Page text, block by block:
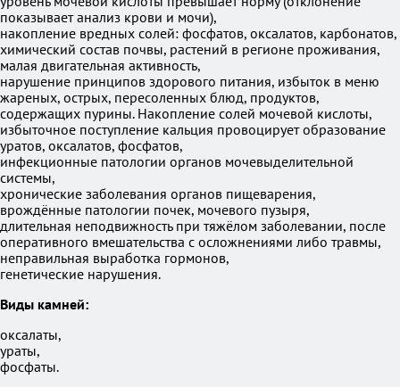
показывает анализ крови и мочи),
накопление вредных солей: фосфатов, оксалатов, карбонатов,
химический состав почвы, растений в регионе проживания,
малая двигательная активность,
нарушение принципов здорового питания, избыток в меню
жареных, острых, пересоленных блюд, продуктов,
содержащих пурины. Накопление солей мочевой кислоты,
избыточное поступление кальция провоцирует образование
уратов, оксалатов, фосфатов,
инфекционные патологии органов мочевыделительной
системы,
хронические заболевания органов пищеварения,
врождённые патологии почек, мочевого пузыря,
длительная неподвижность при тяжёлом заболевании, после
оперативного вмешательства с осложнениями либо травмы,
неправильная выработка гормонов,
генетические нарушения.
Виды камней:
оксалаты,
ураты,
фосфаты.